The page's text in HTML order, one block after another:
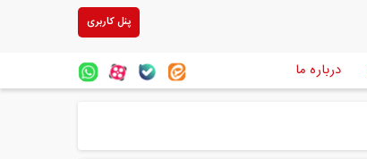
پنل کاربری
درباره ما